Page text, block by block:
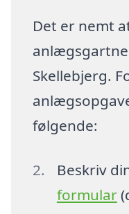
Det er nemt
Skellebjerg.
følgende:
Beskriv
formular